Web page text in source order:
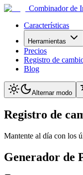
Combinador de
Características
Herramientas
Precios
Registro de
Blog
Alternar modo
Registro de
Mantente al día con los
Generador de